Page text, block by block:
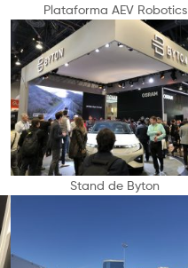
Plataforma AEV Robotics
Stand de Byton